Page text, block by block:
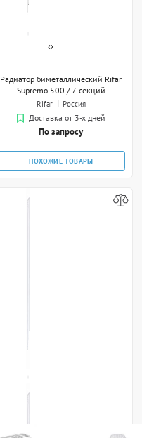
‹›
Радиатор биметаллический Rifar
Supremo 500 / 7 секций
Rifar
Россия
Доставка от 3-х дней
По запросу
ПОХОЖИЕ ТОВАРЫ